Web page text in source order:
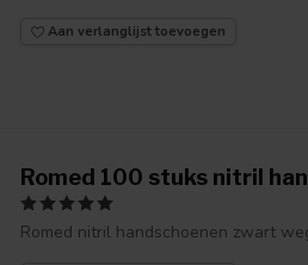
Aan verlanglijst toevoegen
Romed 100 stuks nitril
Romed nitril handschoenen zwart